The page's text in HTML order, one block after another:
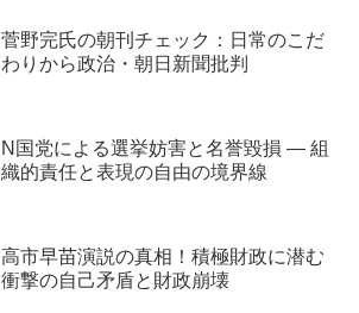
菅野完氏の朝刊チェック：日常のこだ
わりから政治・朝日新聞批判
N国党による選挙妨害と名誉毀損 ― 組
織的責任と表現の自由の境界線
高市早苗演説の真相！積極財政に潜む
衝撃の自己矛盾と財政崩壊